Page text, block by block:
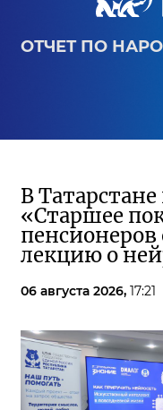
ОТЧЕТ ПО
В
«Старшее
пенсионеров
лекцию о
06 августа 2026, 17:21